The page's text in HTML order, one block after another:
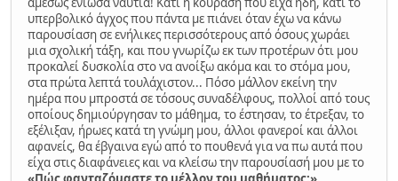
υπερβολικό άγχος που πάντα με πιάνει όταν έχω να κάνω
παρουσίαση σε ενήλικες περισσότερους από όσους χωράει
μια σχολική τάξη, και που γνωρίζω εκ των προτέρων ότι μου
προκαλεί δυσκολία στο να ανοίξω ακόμα και το στόμα μου,
στα πρώτα λεπτά τουλάχιστον... Πόσο μάλλον εκείνη την
ημέρα που μπροστά σε τόσους συναδέλφους, πολλοί από τους
οποίους δημιούργησαν το μάθημα, το έστησαν, το έτρεξαν, το
εξέλιξαν, ήρωες κατά τη γνώμη μου, άλλοι φανεροί και άλλοι
αφανείς, θα έβγαινα εγώ από το πουθενά για να πω αυτά που
είχα στις διαφάνειες και να κλείσω την παρουσίασή μου με το